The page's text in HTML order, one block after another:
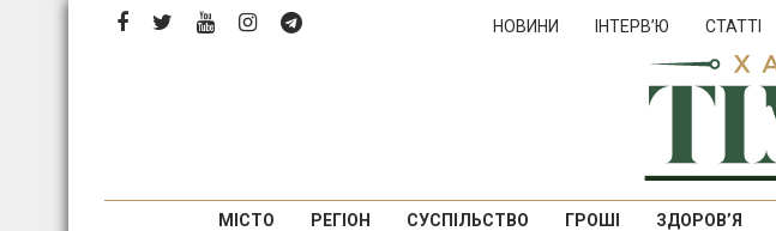
НОВИНИ ІНТЕРВ’Ю СТАТТІ
МІСТО РЕГІОН СУСПІЛЬСТВО ГРОШІ ЗДОРОВ’Я